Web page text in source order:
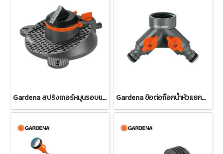
Gardena สปริงเกอร์หมุนรอบแบบปรับได้ Tango (02065-20) Gardena ข้อต่อก๊อกน้ำหัวแยกสองทาง 26.5 มม. (3/4") (00938-20)